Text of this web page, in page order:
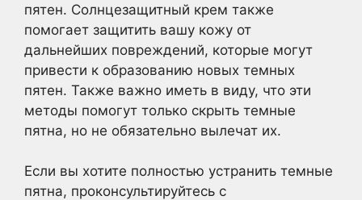
пятен. Солнцезащитный крем также
помогает защитить вашу кожу от
дальнейших повреждений, которые могут
привести к образованию новых темных
пятен. Также важно иметь в виду, что эти
методы помогут только скрыть темные
пятна, но не обязательно вылечат их.
Если вы хотите полностью устранить темные
пятна, проконсультируйтесь с